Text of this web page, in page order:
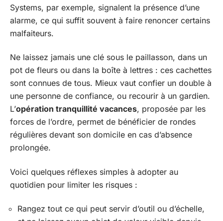
Systems, par exemple, signalent la présence d’une
alarme, ce qui suffit souvent à faire renoncer certains
malfaiteurs.
Ne laissez jamais une clé sous le paillasson, dans un
pot de fleurs ou dans la boîte à lettres : ces cachettes
sont connues de tous. Mieux vaut confier un double à
une personne de confiance, ou recourir à un gardien.
L’opération tranquillité vacances, proposée par les
forces de l’ordre, permet de bénéficier de rondes
régulières devant son domicile en cas d’absence
prolongée.
Voici quelques réflexes simples à adopter au
quotidien pour limiter les risques :
Rangez tout ce qui peut servir d’outil ou d’échelle,